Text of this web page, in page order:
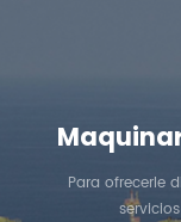
Para ofrecerle